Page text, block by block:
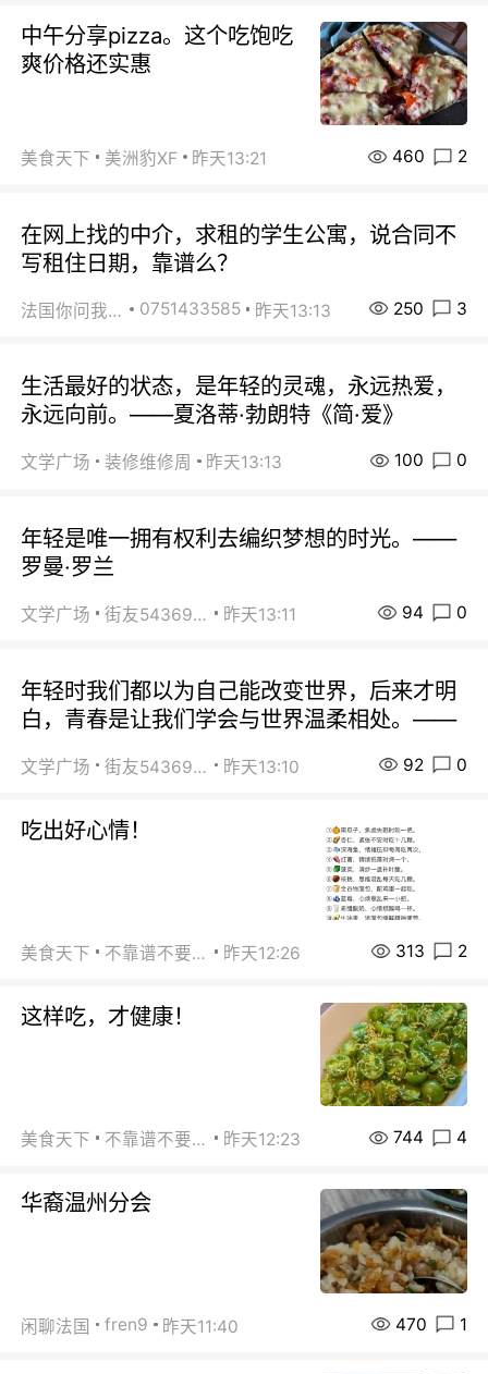
中午分享pizza。这个吃饱吃
爽价格还实惠
美食天下 美洲豹XF 昨天13:21 460 2
在网上找的中介，求租的学生公寓，说合同不
写租住日期，靠谱么？
法国你问我答 0751433585 昨天13:13 250 3
生活最好的状态，是年轻的灵魂，永远热爱，
永远向前。——夏洛蒂·勃朗特《简·爱》
文学广场 装修维修周 昨天13:13 100 0
年轻是唯一拥有权利去编织梦想的时光。——
罗曼·罗兰
文学广场 街友54369822 昨天13:11 94 0
年轻时我们都以为自己能改变世界，后来才明
白，青春是让我们学会与世界温柔相处。——
文学广场 街友54369822 昨天13:10 92 0
吃出好心情！
美食天下 不靠谱不要联系 昨天12:26 313 2
这样吃，才健康！
美食天下 不靠谱不要联系 昨天12:23 744 4
华裔温州分会
闲聊法国 fren9 昨天11:40 470 1